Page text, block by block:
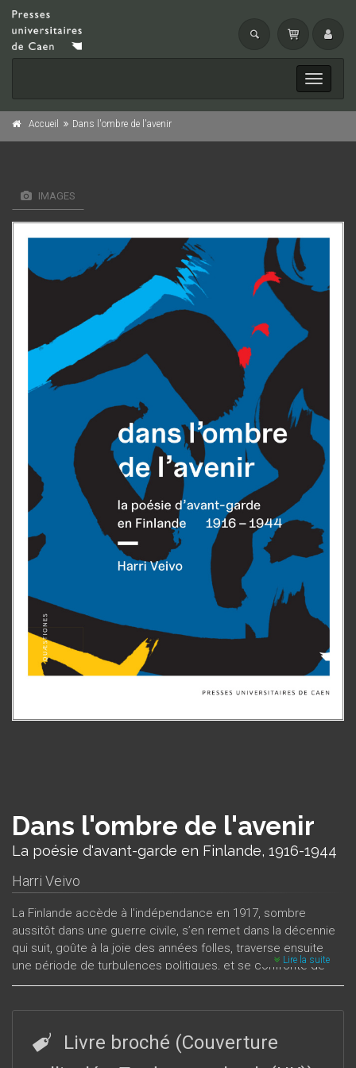
Toggle
Accueil Dans l'ombre de l'avenir
IMAGES
Dans l'ombre de l'avenir
La poésie d'avant-garde en Finlande, 1916-1944
Harri Veivo
La Finlande accède à l'indépendance en 1917, sombre
aussitôt dans une guerre civile, s’en remet dans la décennie
qui suit, goûte à la joie des années folles, traverse ensuite
une période de turbulences politiques, et se confronte de
nouveau à une guerre, mondiale cette fois, en 1939. Pendant
crée, de chercher de nouvelles valeurs pour l’avenir.
l’ombre de l’avenir raconte l’histoire de la poésie d’avant-garde
Lire la suite
Livre broché (Couverture